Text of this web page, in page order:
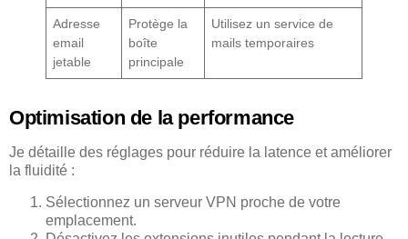
Adresse
email
jetable
Protège la
boîte
principale
Utilisez un service de
mails temporaires
Optimisation de la performance
Je détaille des réglages pour réduire la latence et améliorer
la fluidité :
Sélectionnez un serveur VPN proche de votre
emplacement.